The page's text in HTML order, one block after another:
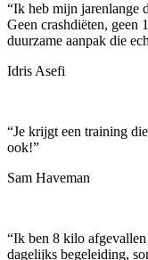
“Ik heb mijn jarenlange
Geen crashdiëten, geen
duurzame aanpak die
Idris Asefi
“Je krijgt een training
ook!”
Sam Haveman
“Ik ben 8 kilo
dagelijks begeleiding,